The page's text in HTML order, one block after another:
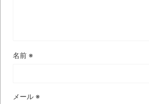
見ていると！悲しくなって
名前 ※
メール ※